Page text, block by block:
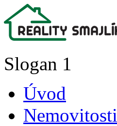
Slogan 1
Úvod
Nemovitosti